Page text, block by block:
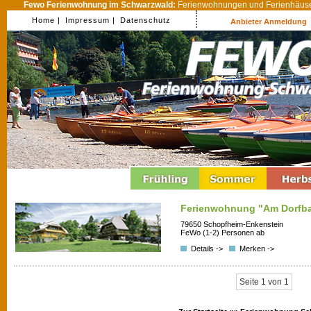
Fewo Ferienwohnung im Schwarzwald: Ferienwohnungen und
Home | Impressum | Datenschutz Anbieter Anmeldung
Ferienwohnung "Am
79650 Schopfheim-Enkenstein
FeWo (1-2) Personen ab
Details ->
Merken ->
Seite 1 von 1